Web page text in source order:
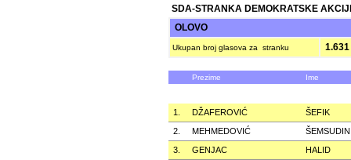
SDA-STRANKA DEMOKRATSKE
OLOVO
Ukupan broj glasova za stranku 1.631
Prezime Ime
1. DŽAFEROVIĆ
ŠEFIK
2.
MEHMEDOVIĆ
ŠEMSUDIN
3.
GENJAC
HALID